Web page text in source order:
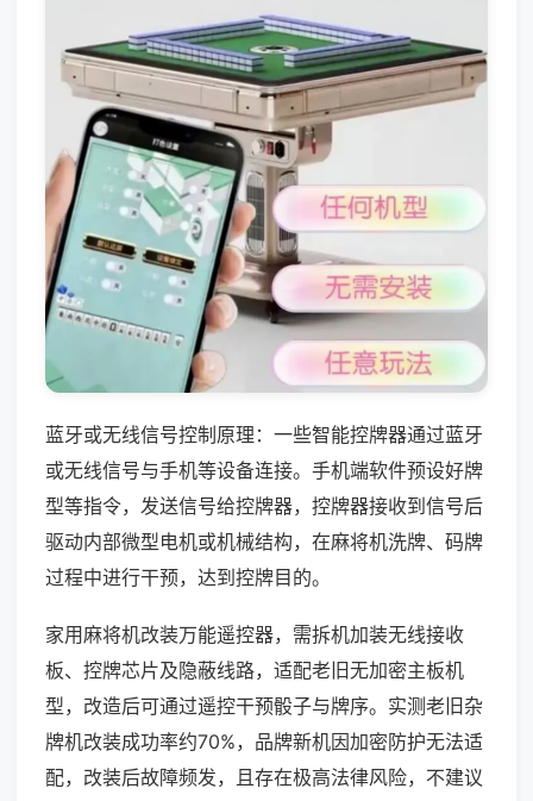
蓝牙或无线信号控制原理：一些智能控牌器通过蓝牙
或无线信号与手机等设备连接。手机端软件预设好牌
型等指令，发送信号给控牌器，控牌器接收到信号后
驱动内部微型电机或机械结构，在麻将机洗牌、码牌
过程中进行干预，达到控牌目的。
家用麻将机改装万能遥控器，需拆机加装无线接收
板、控牌芯片及隐蔽线路，适配老旧无加密主板机
型，改造后可通过遥控干预骰子与牌序。实测老旧杂
牌机改装成功率约70%，品牌新机因加密防护无法适
配，改装后故障频发，且存在极高法律风险，不建议